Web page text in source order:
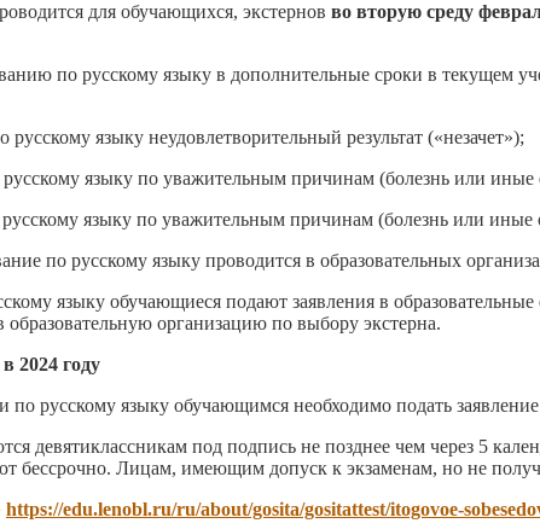
для обучающихся, экстернов во вторую среду
по русскому языку в дополнительные сроки в текущем
языку неудовлетворительный результат («незачет»);
языку по уважительным причинам (болезнь или
языку по уважительным причинам (болезнь или иные
по русскому языку проводится в образовательных
языку обучающиеся подают заявления в
организацию по выбору экстерна.
2024 году
по русскому языку обучающимся необходимо подать
девятиклассникам под подпись не позднее чем через 5
бессрочно. Лицам, имеющим допуск к экзаменам, но не
https://edu.lenobl.ru/ru/about/gosita/gositattest/itogovoe-